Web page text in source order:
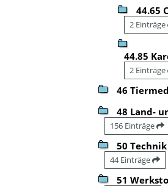
44.65
2 Einträge
44.85
2 Einträge
46
48 Land-
156 Einträge
50
44 Einträge
51